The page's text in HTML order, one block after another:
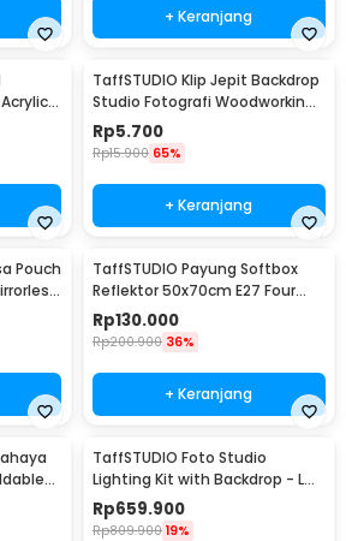
+ Keranjang
-
TaffSTUDIO Klip Jepit Backdrop
Studio Fotografi Woodworking
6 Inch - PB-A06
Rp5.700
Rp15.900 65%
+ Keranjang
Pouch
TaffSTUDIO Payung Softbox
Reflektor 50x70cm E27 Four
Lamp Socket - KS65
Rp130.000
Rp200.900 36%
+ Keranjang
TaffSTUDIO Foto Studio
Lighting Kit with Backdrop - LD-
TZ11A
Rp659.900
Rp809.900 19%